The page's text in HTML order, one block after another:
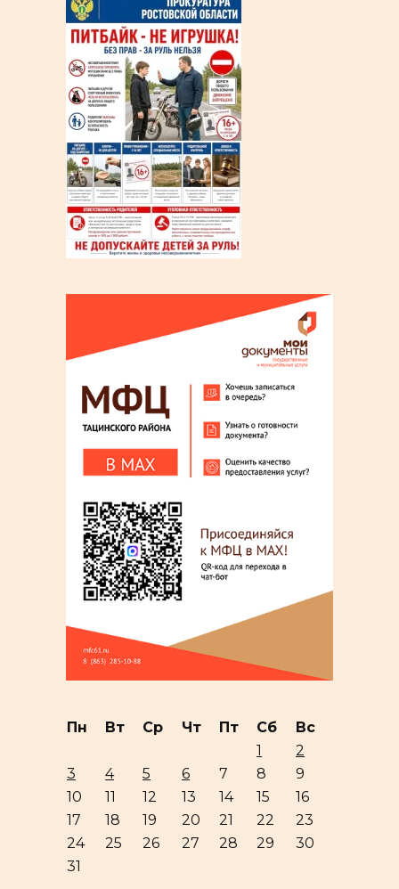
Пн Вт Ср Чт Пт Сб
Вс
1
2
3
4 5 6 7 8
9
10
11 12 13 14 15
16
17
18 19 20 21 22
23
24
25 26 27 28 29
30
31